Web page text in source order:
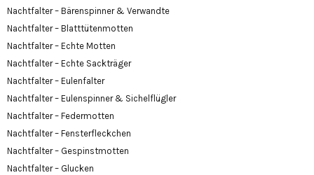
Nachtfalter – Bärenspinner & Verwandte
Nachtfalter – Blatttütenmotten
Nachtfalter – Echte Motten
Nachtfalter – Echte Sackträger
Nachtfalter – Eulenfalter
Nachtfalter – Eulenspinner & Sichelflügler
Nachtfalter – Federmotten
Nachtfalter – Fensterfleckchen
Nachtfalter – Gespinstmotten
Nachtfalter – Glucken